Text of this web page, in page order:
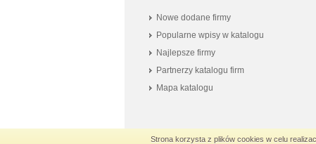
Strona korzysta z plików cookies w celu
Nowe dodane firmy
Popularne wpisy w katalogu
Najlepsze firmy
Partnerzy katalogu firm
Mapa katalogu